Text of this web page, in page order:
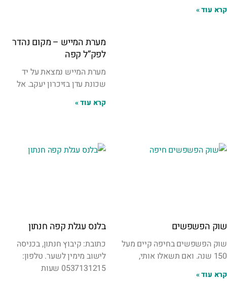
קרא עוד »
מערת המייש – מקום נהדר
לפק”ל קפה
מערת המייש נמצאת על יד
שכונת עדן בזיכרון יעקב. אל
קרא עוד »
שוק הפשפשים
שוק הפשפשים בחיפה קיים מעל
150 שנה. ואם תשאלו אותי,
קרא עוד »
בלנס עגלת קפה חנתון
כתובת: קיבוץ חנתון, בכניסה
לישוב מימין לשער. טלפון:
0537131215 שעות